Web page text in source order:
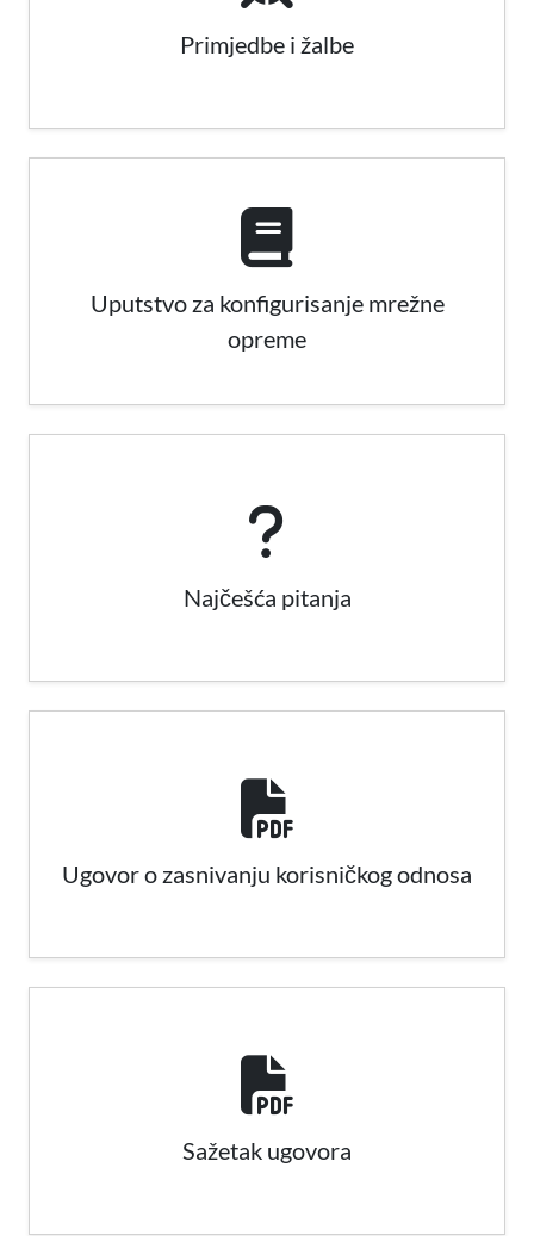
Primjedbe i žalbe
Uputstvo za konfigurisanje mrežne
opreme
Najčešća pitanja
Ugovor o zasnivanju korisničkog odnosa
Sažetak ugovora